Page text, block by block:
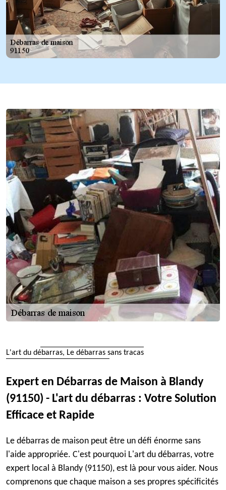
L'art du débarras, Le débarras sans tracas
Expert en Débarras de Maison à Blandy
(91150) - L'art du débarras : Votre Solution
Efficace et Rapide
Le débarras de maison peut être un défi énorme sans
l'aide appropriée. C'est pourquoi L'art du débarras, votre
expert local à Blandy (91150), est là pour vous aider. Nous
comprenons que chaque maison a ses propres spécificités